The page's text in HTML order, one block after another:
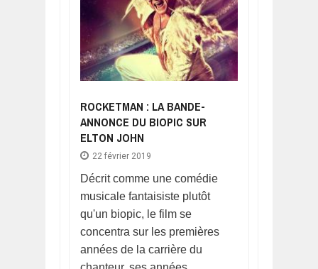
ROCKETMAN : LA BANDE-
ANNONCE DU BIOPIC SUR
ELTON JOHN
22 février 2019
Décrit comme une comédie
musicale fantaisiste plutôt
qu'un biopic, le film se
concentra sur les premières
années de la carrière du